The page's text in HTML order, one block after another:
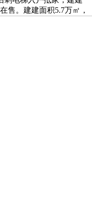
售。建建面积5.7万㎡，